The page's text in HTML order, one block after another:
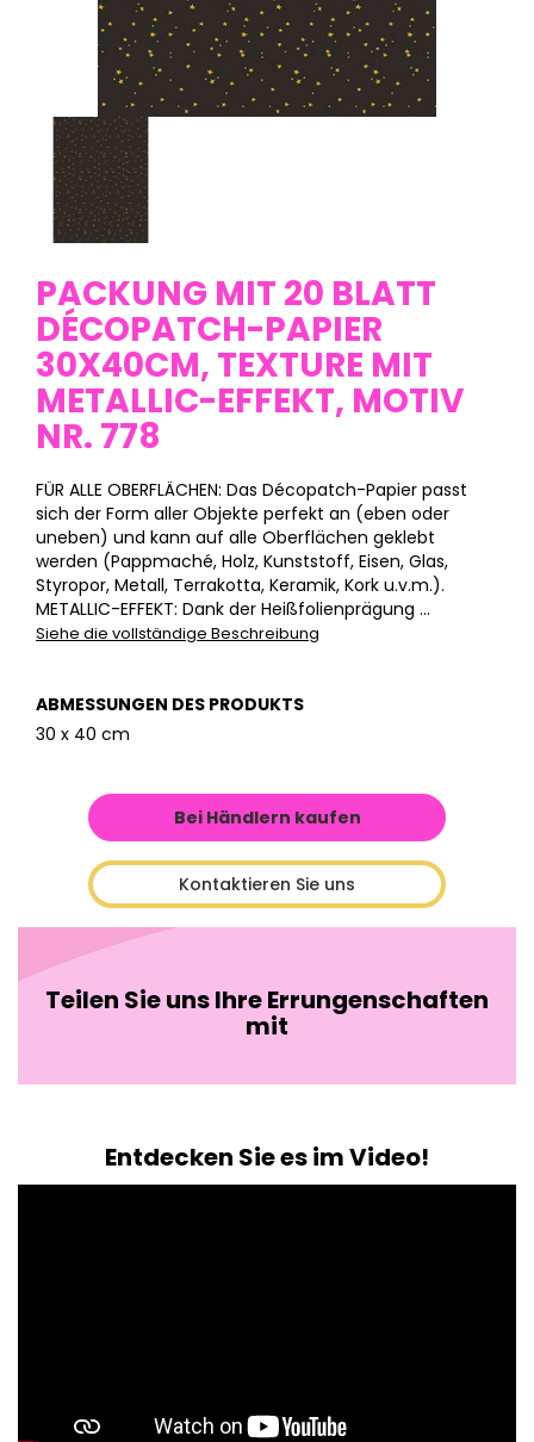
PACKUNG MIT 20 BLATT
DÉCOPATCH-PAPIER
30X40CM, TEXTURE MIT
METALLIC-EFFEKT, MOTIV
NR. 778
FÜR ALLE OBERFLÄCHEN: Das Décopatch-Papier passt
sich der Form aller Objekte perfekt an (eben oder
uneben) und kann auf alle Oberflächen geklebt
werden (Pappmaché, Holz, Kunststoff, Eisen, Glas,
Styropor, Metall, Terrakotta, Keramik, Kork u.v.m.).
METALLIC-EFFEKT: Dank der Heißfolienprägung ...
Siehe die vollständige Beschreibung
ABMESSUNGEN DES PRODUKTS
30 x 40 cm
Bei Händlern kaufen
Kontaktieren Sie uns
Teilen Sie uns Ihre Errungenschaften
mit
Entdecken Sie es im Video!